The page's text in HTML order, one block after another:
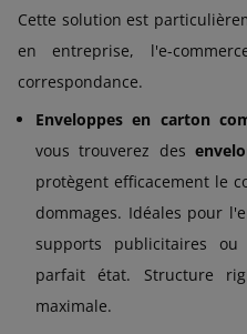
Cette solution est
en entreprise, l'e-
correspondance.
Enveloppes en carton
vous trouverez des
protègent efficacement le
dommages. Idéales pour
supports publicitaires
parfait état. Structure
maximale.